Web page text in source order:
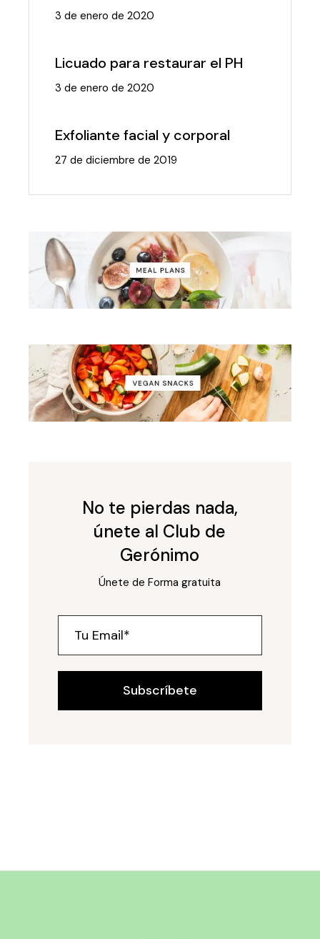
3 de enero de 2020
Licuado para restaurar el PH
3 de enero de 2020
Exfoliante facial y corporal
27 de diciembre de 2019
No te pierdas nada,
únete al Club de
Gerónimo
Únete de Forma gratuita
Subscríbete